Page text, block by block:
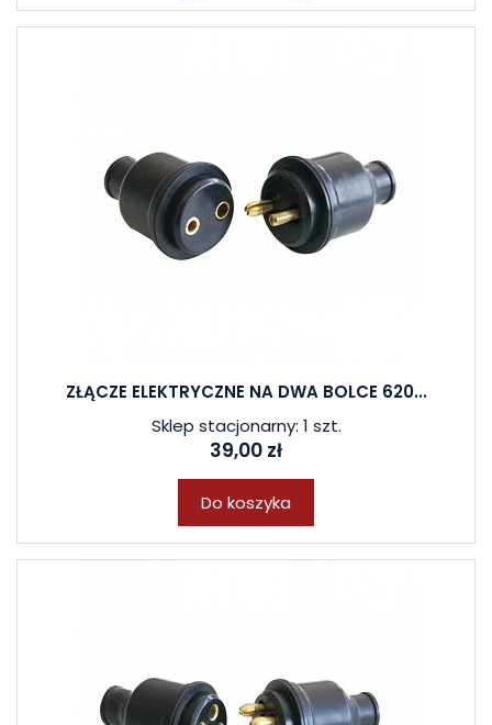
ZŁĄCZE ELEKTRYCZNE NA DWA BOLCE 620...
Sklep stacjonarny: 1 szt.
39,00 zł
Do koszyka